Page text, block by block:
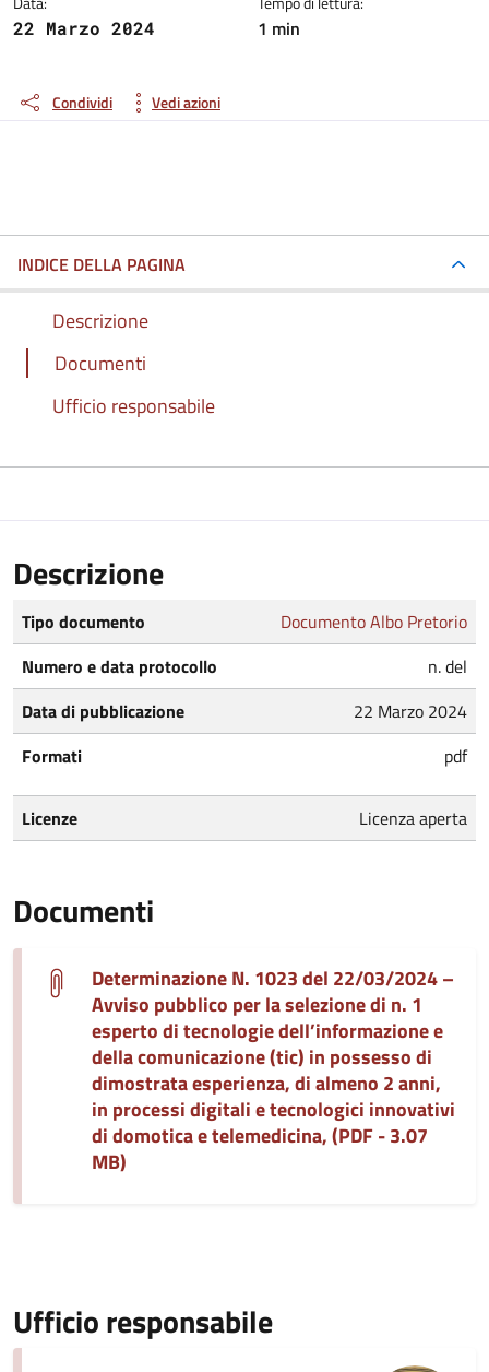
22 Marzo 2024
1 min
Condividi Vedi azioni
INDICE DELLA PAGINA
Descrizione
Documenti
Ufficio responsabile
Descrizione
Tipo documento
Documento Albo Pretorio
Numero e data protocollo
n. del
Data di pubblicazione
22 Marzo 2024
Formati
pdf
Licenze Licenza aperta
Documenti
Determinazione N. 1023 del 22/03/2024 –
Avviso pubblico per la selezione di n. 1
esperto di tecnologie dell’informazione e
della comunicazione (tic) in possesso di
dimostrata esperienza, di almeno 2 anni,
in processi digitali e tecnologici innovativi
di domotica e telemedicina, (PDF - 3.07
MB)
Ufficio responsabile